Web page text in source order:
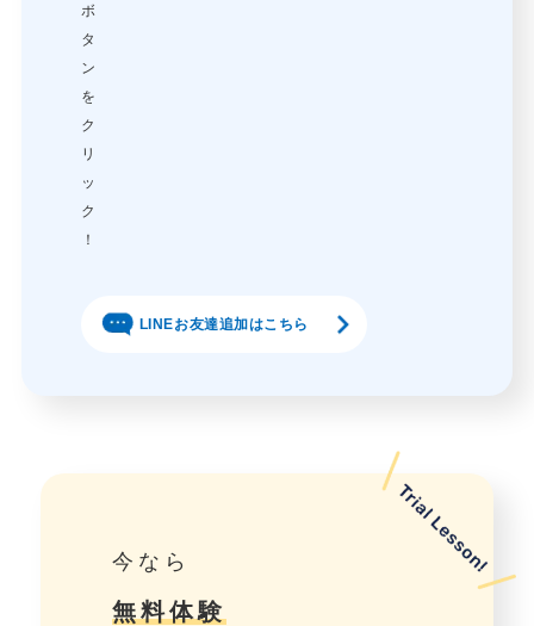
ボ
タ
ン
を
ク
リ
ッ
ク
！
LINEお友達追加はこちら
今なら
無料体験